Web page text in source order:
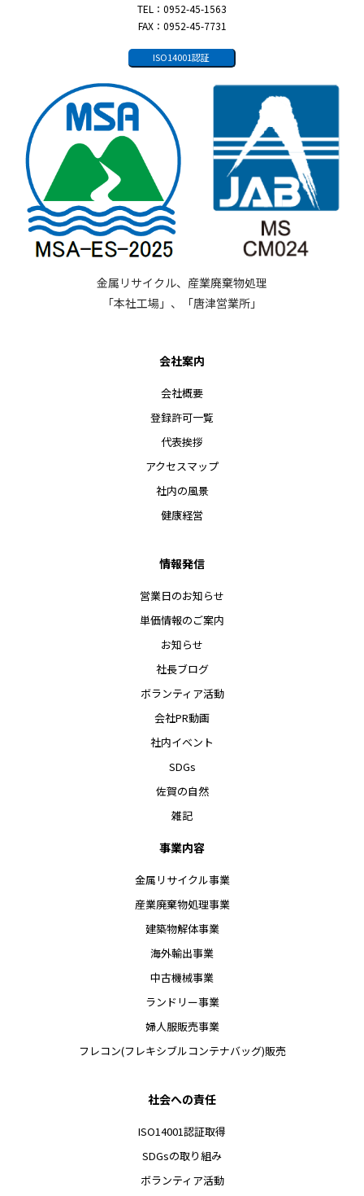
TEL：0952-45-1563
FAX：0952-45-7731
ISO14001認証
金属リサイクル、産業廃棄物処理
「本社工場」、「唐津営業所」
会社案内
会社概要
登録許可一覧
代表挨拶
アクセスマップ
社内の風景
健康経営
情報発信
営業日のお知らせ
単価情報のご案内
お知らせ
社長ブログ
ボランティア活動
会社PR動画
社内イベント
SDGs
佐賀の自然
雑記
事業内容
金属リサイクル事業
産業廃棄物処理事業
建築物解体事業
海外輸出事業
中古機械事業
ランドリー事業
婦人服販売事業
フレコン(フレキシブルコンテナバッグ)販売
社会への責任
ISO14001認証取得
SDGsの取り組み
ボランティア活動